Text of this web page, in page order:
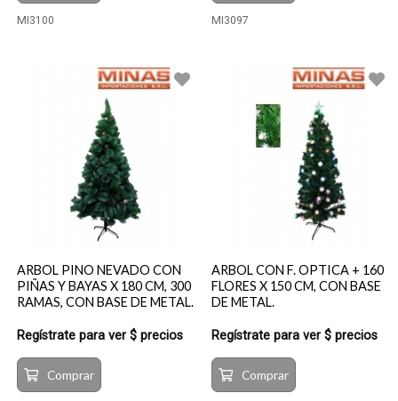
MI3100 MI3097
ARBOL PINO NEVADO CON
PIÑAS Y BAYAS X 180 CM, 300
RAMAS, CON BASE DE METAL.
Regístrate para ver $ precios
Comprar
ARBOL CON F. OPTICA + 160
FLORES X 150 CM, CON BASE
DE METAL.
Regístrate para ver $ precios
Comprar